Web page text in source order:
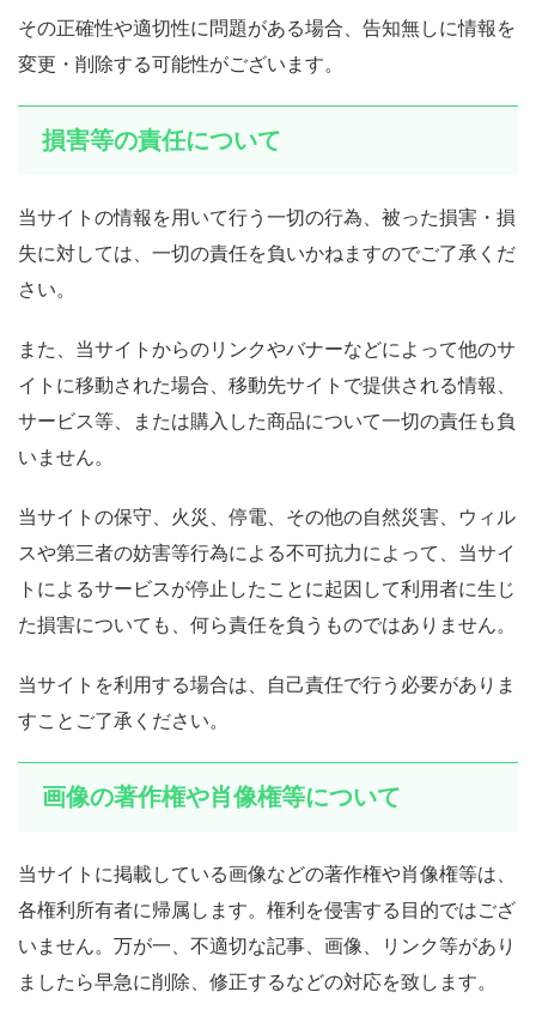
その正確性や適切性に問題がある場合、告知無しに情報を
変更・削除する可能性がございます。
損害等の責任について
当サイトの情報を用いて行う一切の行為、被った損害・損
失に対しては、一切の責任を負いかねますのでご了承くだ
さい。
また、当サイトからのリンクやバナーなどによって他のサ
イトに移動された場合、移動先サイトで提供される情報、
サービス等、または購入した商品について一切の責任も負
いません。
当サイトの保守、火災、停電、その他の自然災害、ウィル
スや第三者の妨害等行為による不可抗力によって、当サイ
トによるサービスが停止したことに起因して利用者に生じ
た損害についても、何ら責任を負うものではありません。
当サイトを利用する場合は、自己責任で行う必要がありま
すことご了承ください。
画像の著作権や肖像権等について
当サイトに掲載している画像などの著作権や肖像権等は、
各権利所有者に帰属します。権利を侵害する目的ではござ
いません。万が一、不適切な記事、画像、リンク等があり
ましたら早急に削除、修正するなどの対応を致します。